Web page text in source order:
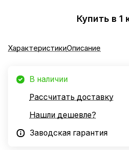
Купить в 1
ХарактеристикиОписание
В наличии
Рассчитать доставку
Нашли дешевле?
Заводская гарантия